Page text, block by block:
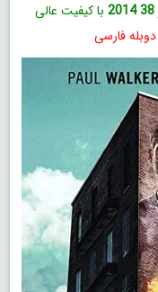
با کیفیت عالی